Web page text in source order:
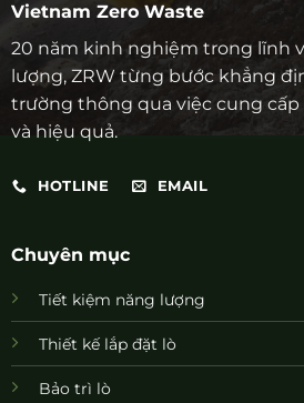
Vietnam Zero Waste
20 năm kinh nghiệm trong lĩnh
lượng, ZRW từng bước khẳng
trường thông qua việc cung
và hiệu quả.
HOTLINE EMAIL
Chuyên mục
Tiết kiệm năng lượng
Thiết kế lắp đặt lò
Bảo trì lò